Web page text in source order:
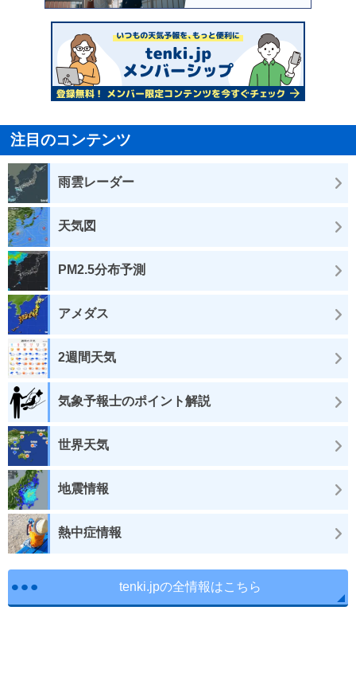
注目のコンテンツ
雨雲レーダー
天気図
PM2.5分布予測
アメダス
2週間天気
気象予報士のポイント解説
世界天気
地震情報
熱中症情報
tenki.jpの全情報はこちら